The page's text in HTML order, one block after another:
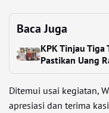
Baca Juga
KPK Tinjau Tiga
Pastikan Uang
Ditemui usai kegiatan,
apresiasi dan terima